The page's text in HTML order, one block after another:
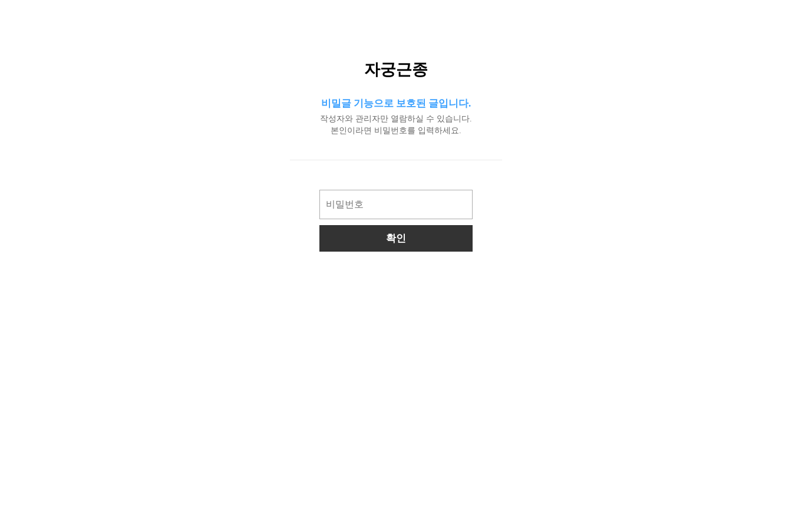
자궁근종
비밀글 기능으로 보호된 글입니다.
작성자와 관리자만 열람하실 수 있습니다.
본인이라면 비밀번호를 입력하세요.